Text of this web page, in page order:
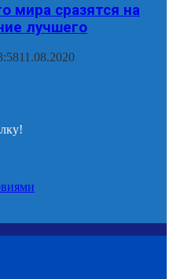
мира сразятся на
лучшего
11.08.2020